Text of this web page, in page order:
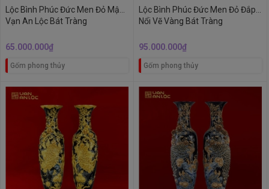
Lộc Bình Phúc Đức Men Đỏ Mận
Vạn An Lộc Bát Tràng
65.000.000₫
Gốm phong thủy
Lộc Bình Phúc Đức Men Đỏ Đắp
Nổi Vẽ Vàng Bát Tràng
95.000.000₫
Gốm phong thủy